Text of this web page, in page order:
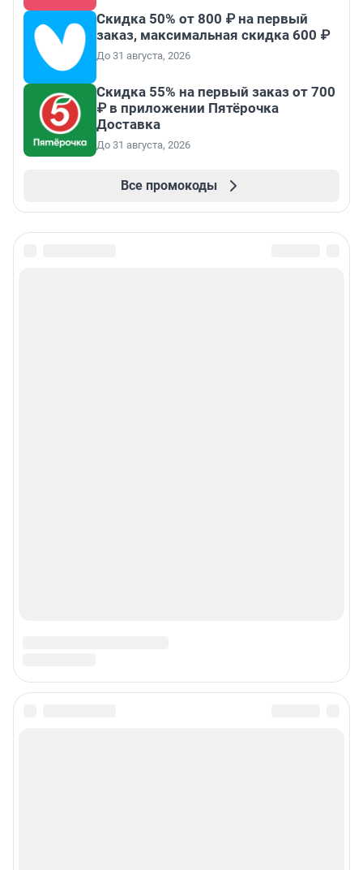
Скидка 50% от 800 ₽ на первый
заказ, максимальная скидка 600 ₽
До 31 августа, 2026
Скидка 55% на первый заказ от 700
₽ в приложении Пятёрочка
Доставка
До 31 августа, 2026
Все промокоды